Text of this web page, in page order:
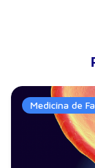
Medicina de